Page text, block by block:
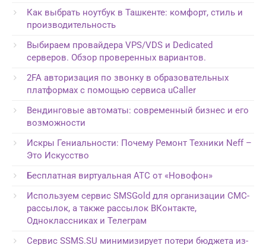
Как выбрать ноутбук в Ташкенте: комфорт, стиль и
производительность
Выбираем провайдера VPS/VDS и Dedicated
серверов. Обзор проверенных вариантов.
2FA авторизация по звонку в образовательных
платформах с помощью сервиса uCaller
Вендинговые автоматы: современный бизнес и его
возможности
Искры Гениальности: Почему Ремонт Техники Neff –
Это Искусство
Бесплатная виртуальная АТС от «Новофон»
Используем сервис SMSGold для организации СМС-
рассылок, а также рассылок ВКонтакте,
Одноклассниках и Телеграм
Сервис SSMS.SU минимизирует потери бюджета из-